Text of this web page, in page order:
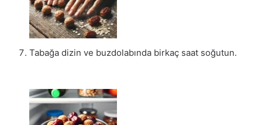
Tabağa dizin ve buzdolabında birkaç saat soğutun.